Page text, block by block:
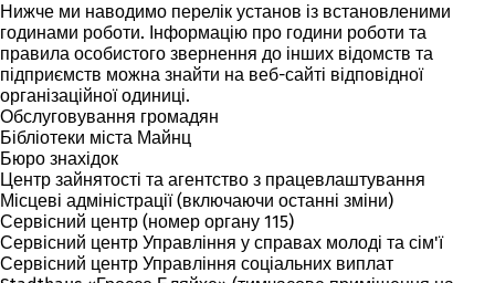
Нижче ми наводимо перелік установ із встановленими
годинами роботи. Інформацію про години роботи та
правила особистого звернення до інших відомств та
підприємств можна знайти на веб-сайті відповідної
організаційної одиниці.
Обслуговування громадян
Бібліотеки міста Майнц
Бюро знахідок
Центр зайнятості та агентство з працевлаштування
Місцеві адміністрації (включаючи останні зміни)
Сервісний центр (номер органу 115)
Сервісний центр Управління у справах молоді та сім'ї
Сервісний центр Управління соціальних виплат